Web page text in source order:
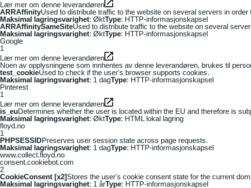
Lær mer om denne leverandøren
ARRAffinityUsed to distribute traffic to the website on several servers in
Maksimal lagringsvarighet: ØktType: HTTP-informasjonskapsel
ARRAffinitySameSiteUsed to distribute traffic to the website on several
Maksimal lagringsvarighet: ØktType: HTTP-informasjonskapsel
Google
1
Lær mer om denne leverandøren
Noen av opplysningene som innhentes av denne leverandøren, brukes til
test_cookieUsed to check if the user's browser supports cookies.
Maksimal lagringsvarighet: 1 dagType: HTTP-informasjonskapsel
Pinterest
1
Lær mer om denne leverandøren
is_euDetermines whether the user is located within the EU and therefore is
Maksimal lagringsvarighet: ØktType: HTML lokal lagring
floyd.no
1
PHPSESSIDPreserves user session state across page requests.
Maksimal lagringsvarighet: 1 dagType: HTTP-informasjonskapsel
www.collect.floyd.no
consent.cookiebot.com
2
CookieConsent [x2]Stores the user's cookie consent state for the current
Maksimal lagringsvarighet: 1 årType: HTTP-informasjonskapsel